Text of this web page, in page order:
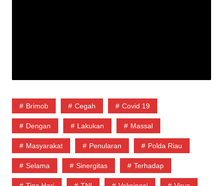
Brimob Cegah Covid 19
Dengan Lakukan Massal
Masyarakat Penularan Polda Riau
Selama Sinergitas Terhadap